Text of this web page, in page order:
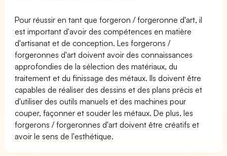
Pour réussir en tant que forgeron / forgeronne d'art, il
est important d'avoir des compétences en matière
d'artisanat et de conception. Les forgerons /
forgeronnes d'art doivent avoir des connaissances
approfondies de la sélection des matériaux, du
traitement et du finissage des métaux. Ils doivent être
capables de réaliser des dessins et des plans précis et
d'utiliser des outils manuels et des machines pour
couper, façonner et souder les métaux. De plus, les
forgerons / forgeronnes d'art doivent être créatifs et
avoir le sens de l'esthétique.